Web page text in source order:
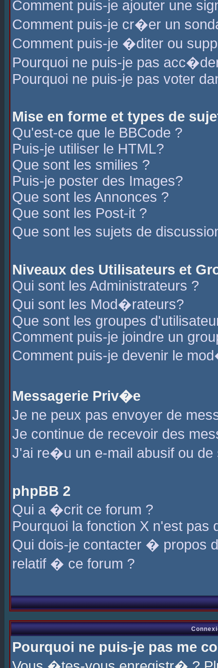
Comment puis-je ajouter une
Comment puis-je cr�er un
Comment puis-je �diter ou
Pourquoi ne puis-je pas
Pourquoi ne puis-je pas voter
Mise en forme et types de
Qu'est-ce que le BBCode ?
Puis-je utiliser le HTML?
Que sont les smilies ?
Puis-je poster des Images?
Que sont les Annonces ?
Que sont les Post-it ?
Que sont les sujets de
Niveaux des Utilisateurs et
Qui sont les Administrateurs ?
Qui sont les Mod�rateurs?
Que sont les groupes
Comment puis-je joindre un
Comment puis-je devenir le
Messagerie Priv�e
Je ne peux pas envoyer de
Je continue de recevoir des
J'ai re�u un e-mail abusif ou de
phpBB 2
Qui a �crit ce forum ?
Pourquoi la fonction X n'est pas
Qui dois-je contacter � propos
relatif � ce forum ?
Pourquoi ne puis-je pas me